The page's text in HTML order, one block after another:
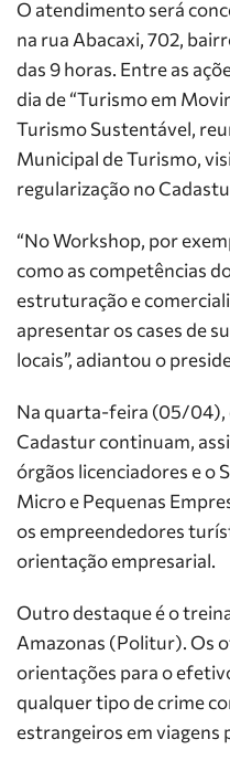
O atendimento será
na rua Abacaxi, 702,
das 9 horas. Entre as
dia de “Turismo em
Turismo Sustentável,
Municipal de Turismo,
regularização no
“No Workshop, por
como as competências
estruturação e
apresentar os cases de
locais”, adiantou o
Na quarta-feira (05/04),
Cadastur continuam,
órgãos licenciadores e o
Micro e Pequenas
os empreendedores
orientação empresarial.
Outro destaque é o
Amazonas (Politur). Os
orientações para o
qualquer tipo de crime
estrangeiros em viagens